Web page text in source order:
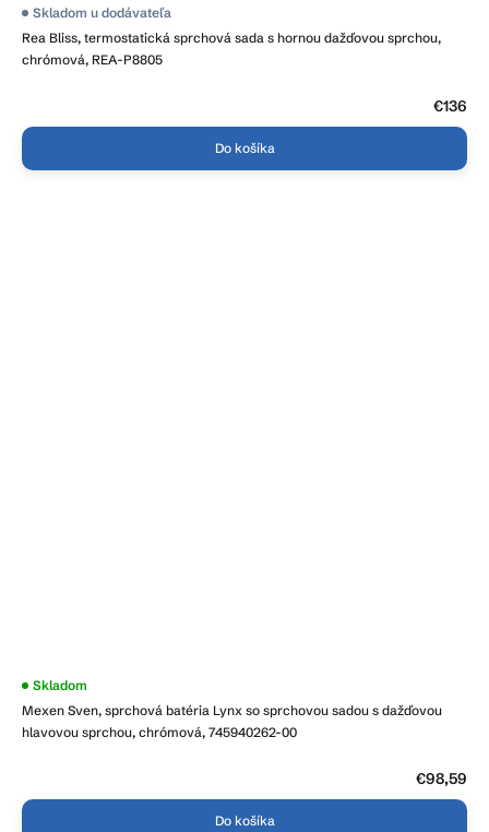
Rea Bliss, termostatická sprchová sada s hornou dažďovou sprchou,
chrómová, REA-P8805
Skladom u dodávateľa
€136
Do košíka
Mexen Sven, sprchová batéria Lynx so sprchovou sadou s dažďovou
hlavovou sprchou, chrómová, 745940262-00
Skladom
€98,59
Do košíka